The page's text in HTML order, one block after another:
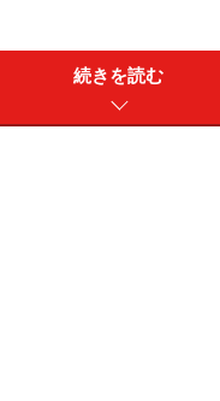
新のファッション情報
続きを読む